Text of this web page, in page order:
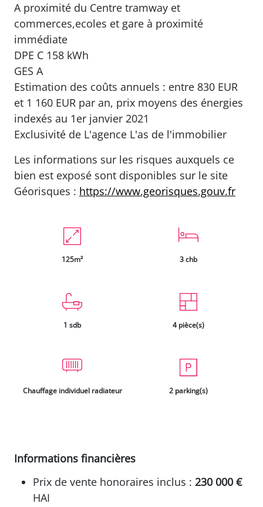
A proximité du Centre tramway et
commerces,ecoles et gare à proximité
immédiate
DPE C 158 kWh
GES A
Estimation des coûts annuels : entre 830 EUR
et 1 160 EUR par an, prix moyens des énergies
indexés au 1er janvier 2021
Exclusivité de L'agence L'as de l'immobilier
Les informations sur les risques auxquels ce
bien est exposé sont disponibles sur le site
Géorisques : https://www.georisques.gouv.fr
125m² 3 chb
1 sdb 4 pièce(s)
Chauffage individuel radiateur 2 parking(s)
Informations financières
Prix de vente honoraires inclus : 230 000 €
HAI